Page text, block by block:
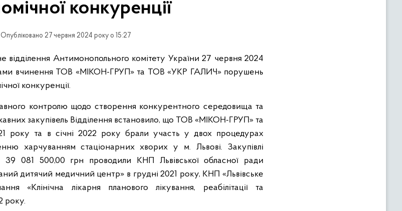
конкуренції
Опубліковано 27 червня 2024 року о 15:27
відділення Антимонопольного комітету України 27 червня 2024
вчинення ТОВ «МІКОН-ГРУП» та ТОВ «УКР ГАЛИЧ» порушень
конкуренції.
контролю щодо створення конкурентного середовища та
закупівель Відділення встановило, що ТОВ «МІКОН-ГРУП» та
року та в січні 2022 року брали участь у двох процедурах
харчуванням стаціонарних хворих у м. Львові. Закупівлі
39 081 500,00 грн проводили КНП Львівської обласної ради
дитячий медичний центр» в грудні 2021 року, КНП «Львівське
«Клінічна лікарня планового лікування, реабілітації та
року.